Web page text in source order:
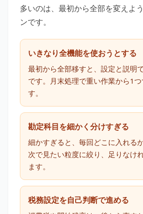
多いのは、最初から全部を変えよ
ンです。
いきなり全機能を使おうとする
最初から全部移すと、設定と説明
です。月末処理で重い作業から1つ
す。
勘定科目を細かく分けすぎる
細かすぎると、毎回どこに入れる
次で見たい粒度に絞り、足りなけ
ます。
税務設定を自己判断で進める